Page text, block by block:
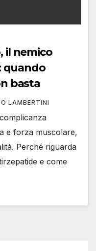
il nemico
quando
basta
LAMBERTINI
e forza muscolare,
Perché riguarda
e come